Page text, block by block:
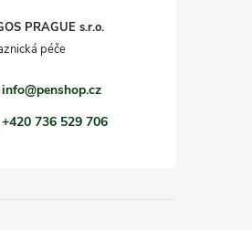
PRAGUE s.r.o.
info@penshop.cz
+420 736 529 706